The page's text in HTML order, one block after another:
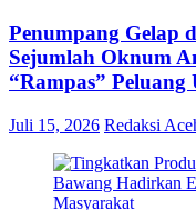
Penumpang Gelap
Sejumlah Oknum
“Rampas”
Juli 15, 2026 Redaksi